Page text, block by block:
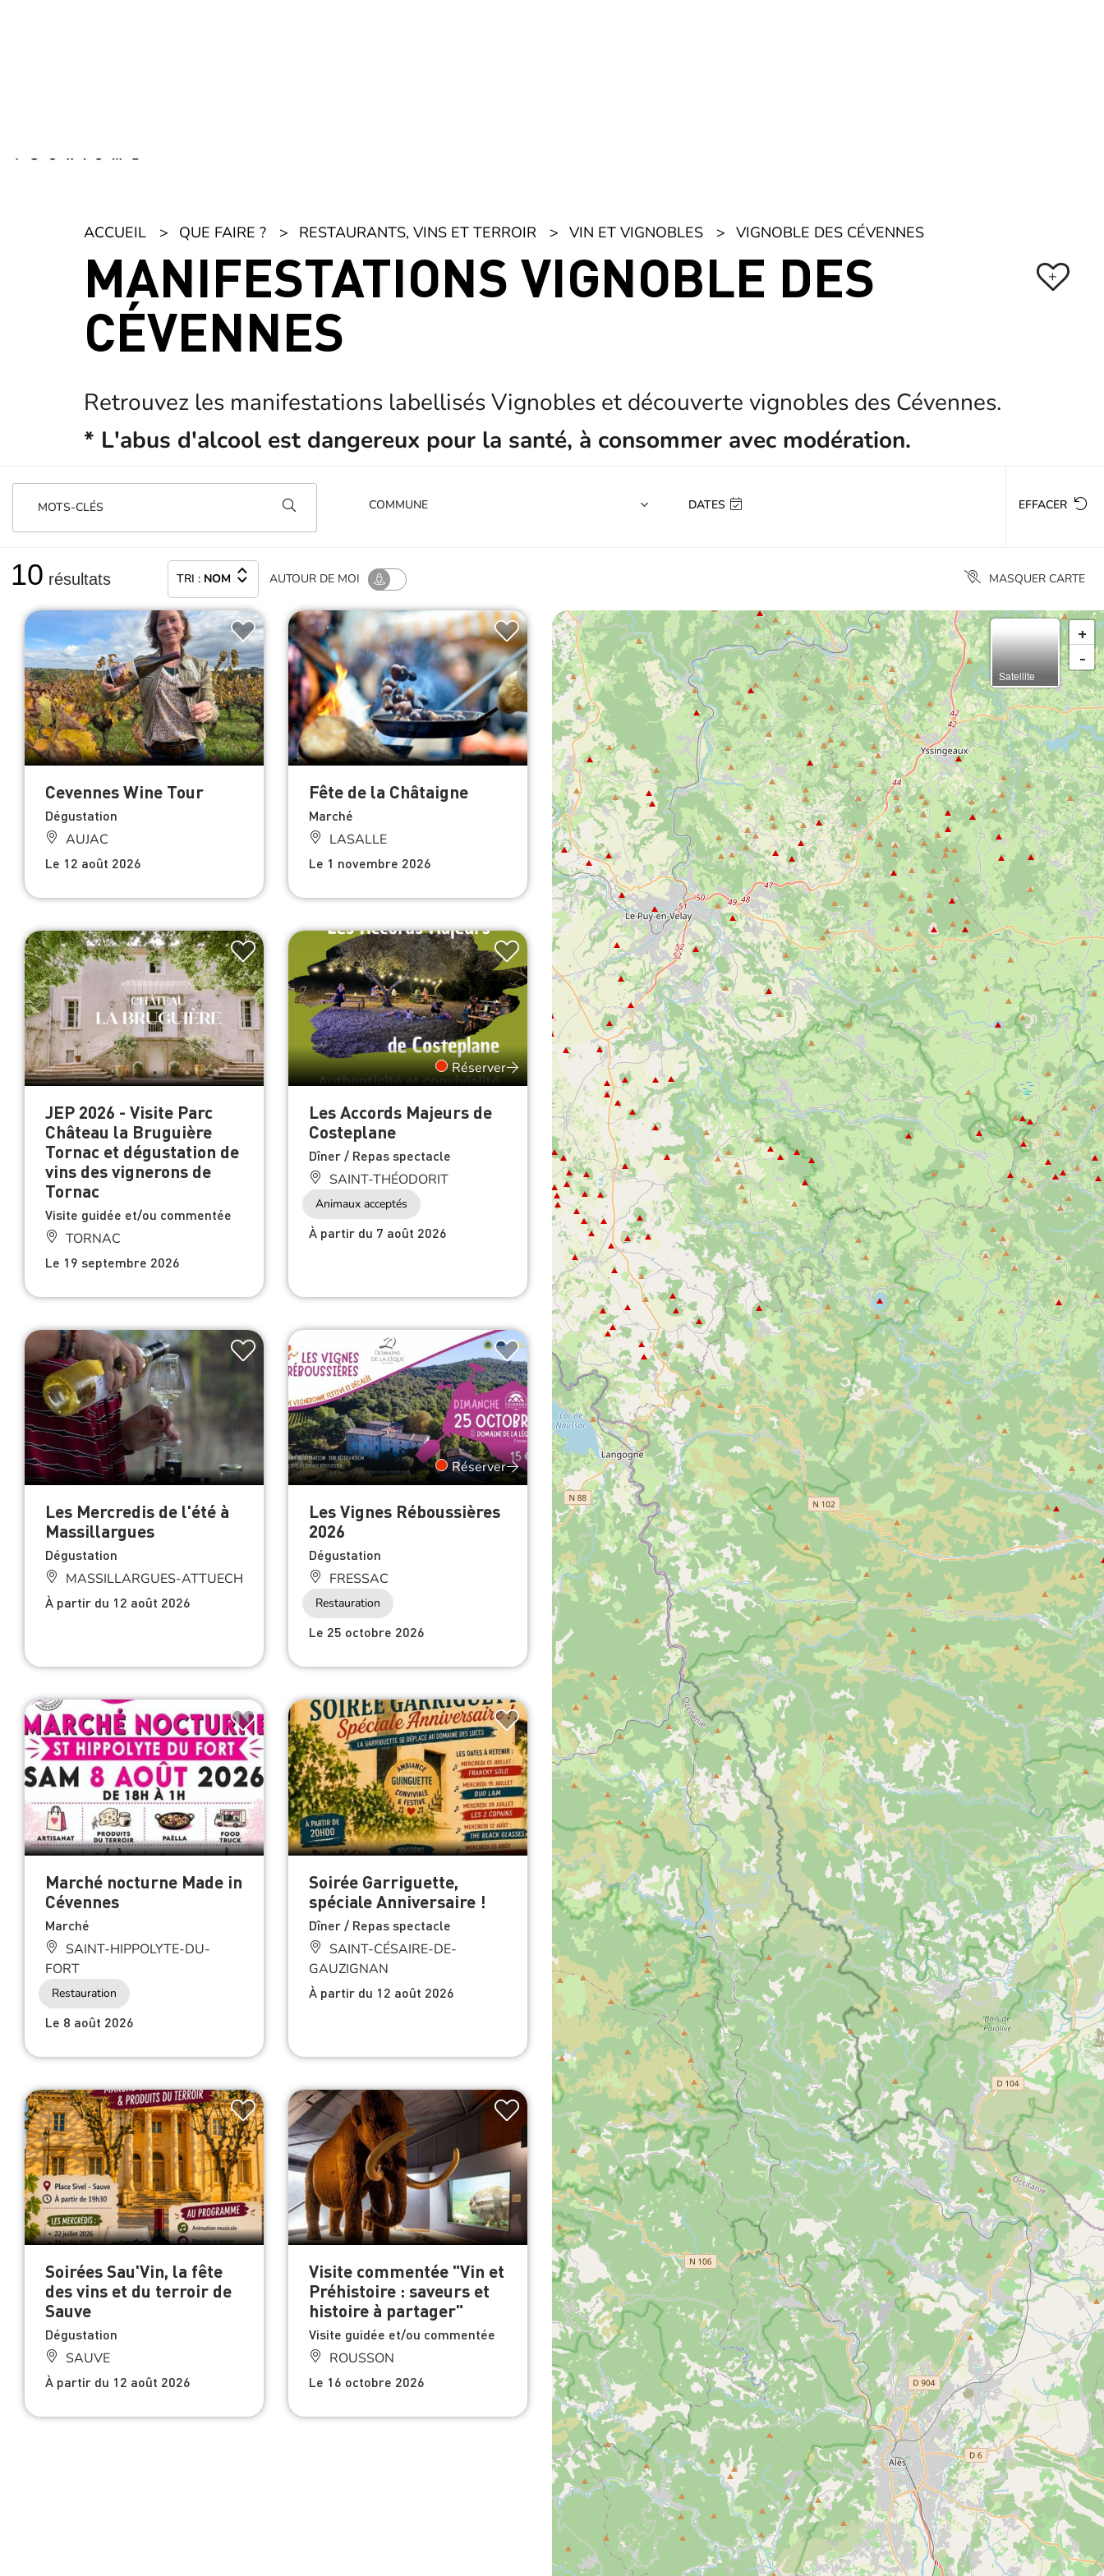
MANIFESTATIONS VIGNOBLE DES
CÉVENNES
Retrouvez les manifestations labellisés Vignobles et découverte vignobles des Cévennes.
* L'abus d'alcool est dangereux pour la santé, à consommer avec modération.
MOTS-CLÉS
10 TRI :NOM
Cevennes Wine Tour
Dégustation
AUJAC
Le 12 août 2026
Fête de la Châtaigne
Marché
LASALLE
Le 1 novembre 2026
JEP 2026 - Visite Parc
Château la Bruguière
Tornac et dégustation de
vins des vignerons de
Tornac
Visite guidée et/ou commentée
TORNAC
Le 19 septembre 2026
Réserver
Les Accords Majeurs de
Costeplane
Dîner / Repas spectacle
SAINT-THÉODORIT
Animaux acceptés
À partir du 7 août 2026
Les Mercredis de l'été à
Massillargues
Dégustation
MASSILLARGUES-ATTUECH
À partir du 12 août 2026
Réserver
Les Vignes Réboussières
2026
Dégustation
FRESSAC
Restauration
Le 25 octobre 2026
Marché nocturne Made in
Cévennes
Marché
SAINT-HIPPOLYTE-DU-
FORT
Restauration
Le 8 août 2026
Soirée Garriguette,
spéciale Anniversaire !
Dîner / Repas spectacle
SAINT-CÉSAIRE-DE-
GAUZIGNAN
À partir du 12 août 2026
Soirées Sau'Vin, la fête
des vins et du terroir de
Sauve
Dégustation
SAUVE
À partir du 12 août 2026
Visite commentée "Vin et
Préhistoire : saveurs et
histoire à partager"
Visite guidée et/ou commentée
ROUSSON
Le 16 octobre 2026
+
-
Satellite